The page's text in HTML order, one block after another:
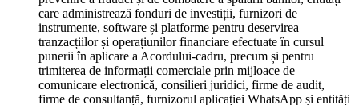
care administrează fonduri de investiții, furnizori de
instrumente, software și platforme pentru deservirea
tranzacțiilor și operațiunilor financiare efectuate în cursul
punerii în aplicare a Acordului-cadru, precum și pentru
trimiterea de informații comerciale prin mijloace de
comunicare electronică, consilieri juridici, firme de audit,
firme de consultanță, furnizorul aplicației WhatsApp și entități